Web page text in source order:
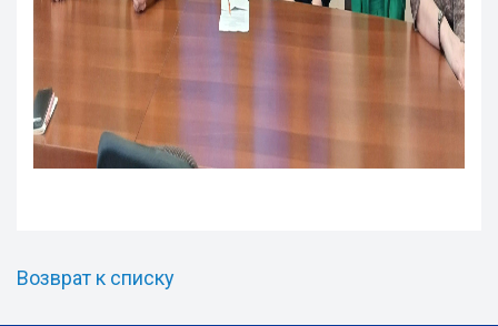
Возврат к списку